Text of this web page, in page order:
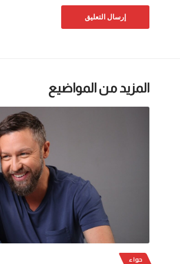
المزيد من المواضيع
حواء